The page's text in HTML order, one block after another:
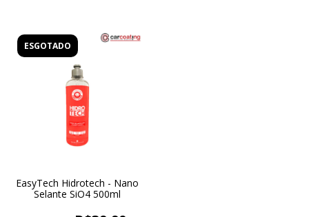
ESGOTADO
EasyTech Hidrotech - Nano
Selante SiO4 500ml